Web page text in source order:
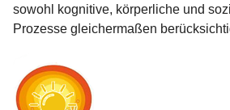
sowohl kognitive, körperliche und
Prozesse gleichermaßen